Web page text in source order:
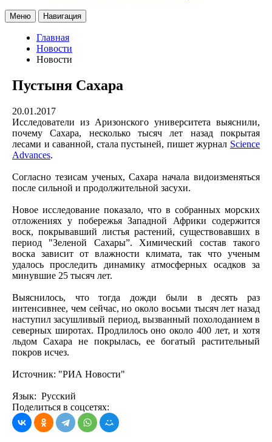
Меню Навигация
Главная
Новости
Новости
Пустыня Сахара
20.01.2017
Исследователи из Аризонского университета выяснили,
почему Сахара, несколько тысяч лет назад покрытая
лесами и саванной, стала пустыней, пишет журнал Science
Advances.
Согласно тезисам ученых, Сахара начала видоизменяться
после сильной и продолжительной засухи.
Новое исследование показало, что в собранных морских
отложениях у побережья Западной Африки содержится
воск, покрывавший листья растений, существовавших в
период "Зеленой Сахары”. Химический состав такого
воска зависит от влажности климата, так что ученым
удалось проследить динамику атмосферных осадков за
минувшие 25 тысяч лет.
Выяснилось, что тогда дожди были в десять раз
интенсивнее, чем сейчас, но около восьми тысяч лет назад
наступил засушливый период, вызванный похолоданием в
северных широтах. Продлилось оно около 400 лет, и хотя
льдом Сахара не покрылась, ее богатый растительный
покров исчез.
Источник: "РИА Новости"
Язык: Русский
Поделиться в соцсетях: